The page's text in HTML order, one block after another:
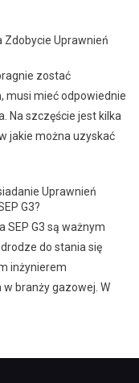
Zdobycie Uprawnień
zostać
musi mieć odpowiednie
Na szczęście jest kilka
jakie można uzyskać
Uprawnień
G3?
SEP G3 są ważnym
do stania się
inżynierem
branży gazowej. W